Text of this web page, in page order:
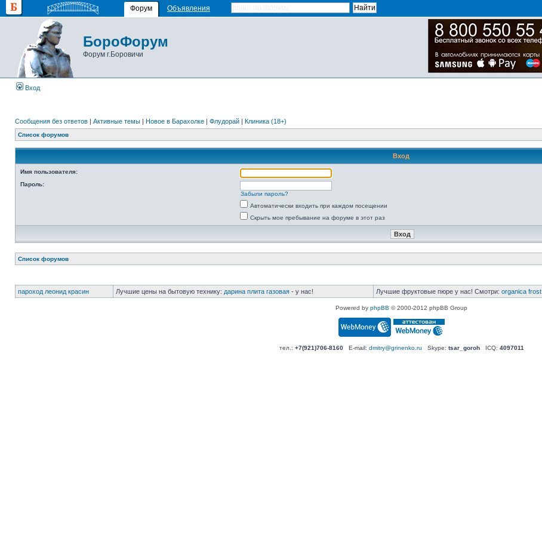
Форум Объявления
БороФорум
Форум г.Боровичи
Вход
Сообщения без ответов | Активные темы | Новое в Барахолке | Флудорай | Клиника (18+)
Список форумов
Вход
Имя пользователя:
Пароль:
Забыли пароль?
Автоматически входить при каждом посещении
Скрыть мое пребывание на форуме в этот раз
Список форумов
пароход леонид красин Лучшие цены на бытовую технику: дарина плита газовая - у нас! Лучшие фруктовые пюре у нас! Смотри: organica frost
Powered by phpBB © 2000-2012 phpBB Group
тел.: +7(921)706-8160E-mail: dmitry@grinenko.ru Skype: tsar_gorohICQ: 4097011